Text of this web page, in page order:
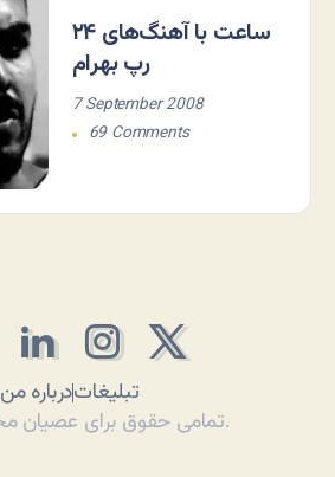
۲۴ ساعت با آهنگ‌های
رپ بهرام
7 September 2008
69 Comments
درباره منتبلیغات
تمامی حقوق برای عصیان محفوظ است.